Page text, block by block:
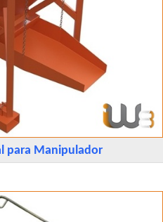
para Manipulador